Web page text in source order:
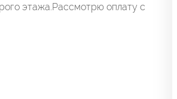
этажа.Рассмотрю оплату с